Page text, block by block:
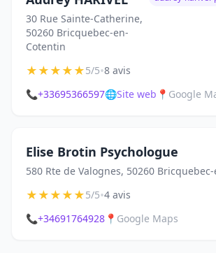
30 Rue Sainte-Catherine,
50260 Bricquebec-en-
Cotentin
★★★★★5/5•8 avis
📞+33695366597🌐Site web 📍 Google
Elise Brotin Psychologue
580 Rte de Valognes, 50260
★★★★★5/5•4 avis
📞+34691764928 📍 Google Maps